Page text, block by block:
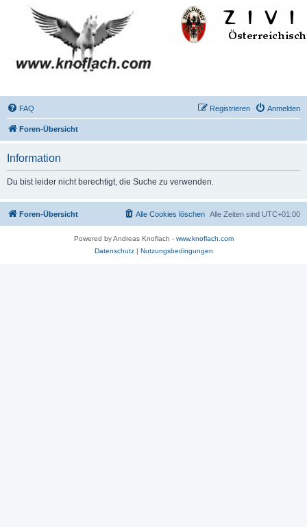
FAQ Anmelden
Registrieren
Foren-Übersicht
Information
Du bist leider nicht berechtigt, die Suche zu verwenden.
Foren-Übersicht Alle Zeiten sind UTC+01:00
Alle Cookies löschen
Powered by Andreas Knoflach - www.knoflach.com
Datenschutz| Nutzungsbedingungen